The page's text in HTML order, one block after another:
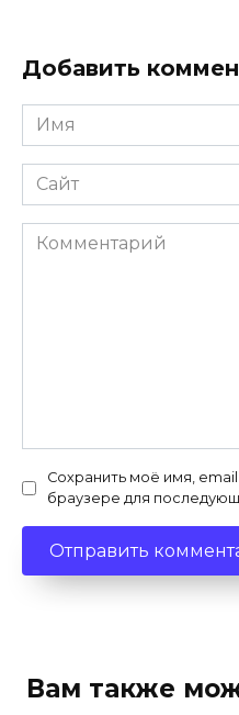
Добавить
Имя
*
Сайт
Комментарий
Сохранить моё имя,
браузере для
Вам также